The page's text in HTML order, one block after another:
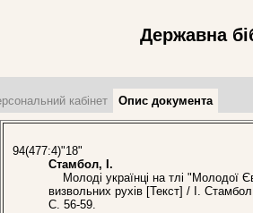
Державна
кабінет Опис документа
94(477:4)"18"
Стамбол, І.
Молоді українці на тлі "Молодої
визвольних рухів [Текст] / І.
С. 56-59.